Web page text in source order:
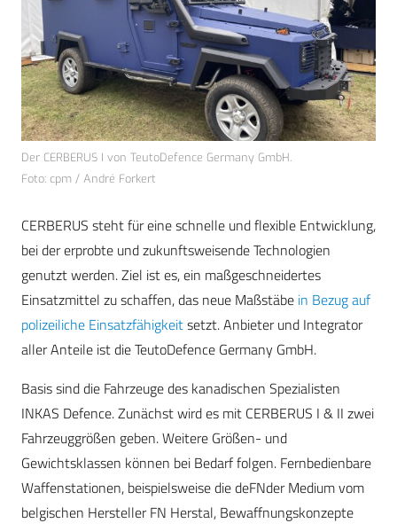
Der CERBERUS I von TeutoDefence Germany GmbH.
Foto: cpm / André Forkert
CERBERUS steht für eine schnelle und flexible Entwicklung,
bei der erprobte und zukunftsweisende Technologien
genutzt werden. Ziel ist es, ein maßgeschneidertes
Einsatzmittel zu schaffen, das neue Maßstäbe in Bezug auf
polizeiliche Einsatzfähigkeitsetzt. Anbieter und Integrator
aller Anteile ist die TeutoDefence Germany GmbH.
Basis sind die Fahrzeuge des kanadischen Spezialisten
INKAS Defence. Zunächst wird es mit CERBERUS I & II zwei
Fahrzeuggrößen geben. Weitere Größen- und
Gewichtsklassen können bei Bedarf folgen. Fernbedienbare
Waffenstationen, beispielsweise die deFNder Medium vom
belgischen Hersteller FN Herstal, Bewaffnungskonzepte